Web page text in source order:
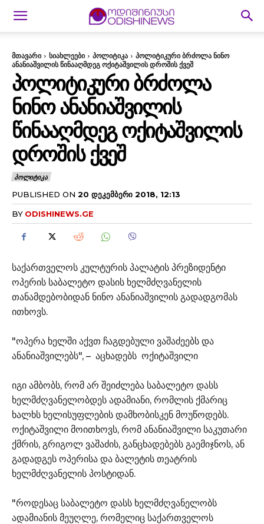
მთავარი სიახლეები პოლიტიკა
პოლიტიკური ბრძოლა ნინო
ანანიაშვილის წინააღმდეგ ოქიტაშვილის დროშის ქვეშ
ᲞᲝᲚᲘᲢᲘᲙᲣᲠᲘ ᲑᲠᲫᲝᲚᲐ
ᲜᲘᲜᲝ ᲐᲜᲐᲜᲘᲐᲨᲕᲘᲚᲘᲡ
ᲬᲘᲜᲐᲐᲦᲛᲓᲔᲒ ᲝᲥᲘᲢᲐᲨᲕᲘᲚᲘᲡ
ᲓᲠᲝᲨᲘᲡ ᲥᲕᲔᲨ
ᲞᲝᲚᲘᲢᲘᲙᲐ
PUBLISHED ON 20 ᲓᲔᲙᲔᲛᲑᲔᲠᲘ 2018, 12:13
BY ODISHINEWS.GE
საქართველოს კულტურის პალატის პრეზიდენტი
ოპერის საბალეტო დასის ხელმძღვანელის
თანამდებობიდან ნინო ანანიაშვილის გადადგომას
ითხოვს.
"ოპერა ხელში აქვთ ჩაგდებული ვაშაძეებს და
ანანიაშვილებს", – აცხადებს ოქიტაშვილი
იგი ამბობს, რომ არ შეიძლება საბალეტო დასს
ხელმძღვანელობდეს ადამიანი, რომლის ქმარიც
ხალხს ხელისუფლების დამხობისკენ მოუწოდებს.
ოქიტაშვილი მოითხოვს, რომ ანანიაშვილი საკუთარი
ქმრის, გრიგოლ ვაშაძის, განცხადებებს გაემიჯნოს, ან
გადადგეს ოპერისა და ბალეტის თეატრის
ხელმძღვანელის პოსტიდან.
"როდესაც საბალეტო დასს ხელმძღვანელობს
ადამიანის მეუღლე, რომელიც საქართველოს